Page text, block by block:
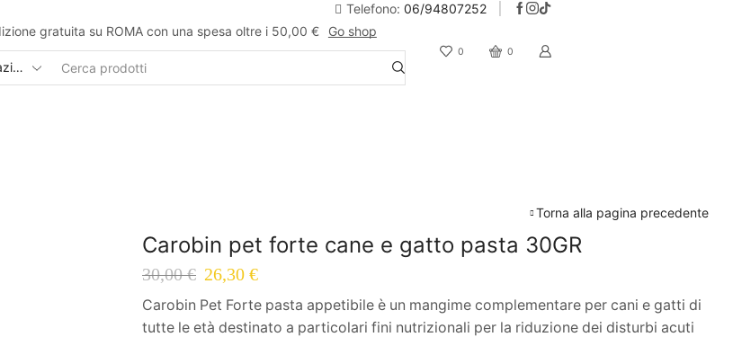
Telefono: 06/94807252
gratuita su ROMA con una spesa oltre i 50,00 €
Go shop
0 0
Torna alla pagina precedente
Carobin pet forte cane e gatto pasta 30GR
30,00€ 26,30 €
Carobin Pet Forte pasta appetibile è un mangime complementare per cani e gatti di
tutte le età destinato a particolari fini nutrizionali per la riduzione dei disturbi acuti